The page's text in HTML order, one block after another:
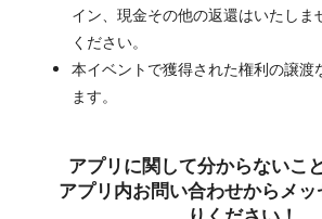
イン、現金その他の返還はいたしま
ください。
本イベントで獲得された権利の譲渡
ます。
アプリに関して分からないこ
アプリ内お問い合わせからメ